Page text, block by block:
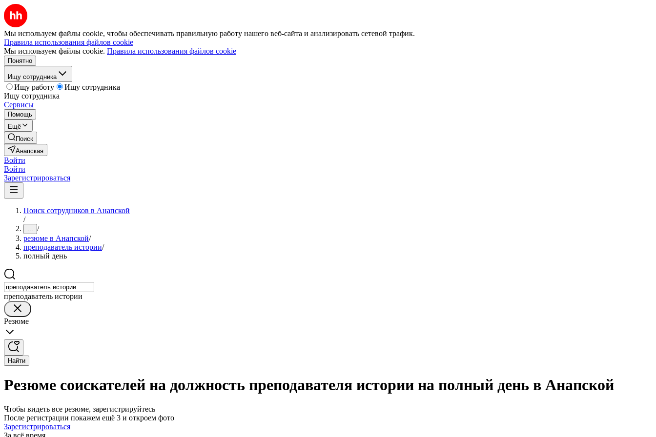
Мы используем файлы cookie, чтобы обеспечивать правильную работу нашего веб-сайта и анализировать сетевой трафик.
Правила использования файлов cookie
Мы используем файлы cookie. Правила использования файлов cookie
Понятно
Ищу сотрудника
Ищу работу
Ищу сотрудника
Ищу сотрудника
Сервисы
Помощь
Ещё
Поиск
Анапская
Войти
Войти
Зарегистрироваться
Поиск сотрудников в Анапской
/
... /
резюме в Анапской/
преподаватель истории/
полный день
преподаватель истории
Резюме
Найти
Резюме соискателей на должность преподавателя истории на полный день в Анапской
Чтобы видеть все резюме, зарегистрируйтесь
После регистрации покажем ещё 3 и откроем фото
Зарегистрироваться
За всё время